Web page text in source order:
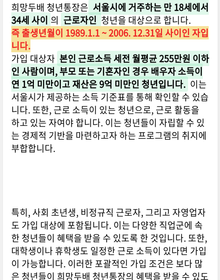
희망두배 청년통장은 서울시에 거주하는 만 18세에서
34세 사이 의 근로자인 청년을 대상으로 합니다.
즉 출생년월이 1989.1.1 ~ 2006. 12.31일 사이인 자입
니다.
가입 대상자 본인 근로소득 세전 월평균 255만원 이하
인 사람이며, 부모 또는 기혼자인 경우 배우자 소득이
연 1억 미만이고 재산은 9억 미만인 청년입니다. 이는
서울시가 제공하는 소득 기준표를 통해 확인할 수 있습
니다. 또한, 근로 소득이 있는 청년으로, 근로 활동을
하고 있는 자여야 합니다. 이는 청년들이 자립할 수 있
는 경제적 기반을 마련하고자 하는 프로그램의 취지에
부합합니다.
특히, 사회 초년생, 비정규직 근로자, 그리고 자영업자
도 가입 대상에 포함됩니다. 이는 다양한 직업군에 속
한 청년들이 혜택을 받을 수 있도록 한 것입니다. 또한,
대학생이나 휴학생도 일정한 근로 소득이 있다면 가입
이 가능합니다. 이러한 포괄적인 가입 조건은 보다 많
은 청년들이 희망두배 청년통장의 혜택을 받을 수 있도